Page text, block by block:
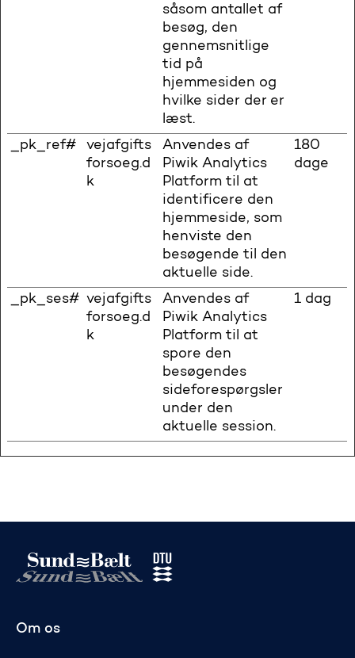
såsom antallet af
besøg, den
gennemsnitlige
tid på
hjemmesiden og
hvilke sider der er
læst.
_pk_ref#
vejafgifts
forsoeg.d
k
Anvendes af
Piwik Analytics
Platform til at
identificere den
hjemmeside, som
henviste den
besøgende til den
aktuelle side.
180
dage
_pk_ses# vejafgifts
forsoeg.d
k
Anvendes af
Piwik Analytics
Platform til at
spore den
besøgendes
sideforespørgsler
under den
aktuelle session.
1 dag
Om os